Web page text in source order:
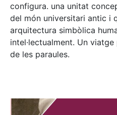
configura. una unitat
del món universitari antic i
arquitectura simbòlica
intel·lectualment. Un
de les paraules.